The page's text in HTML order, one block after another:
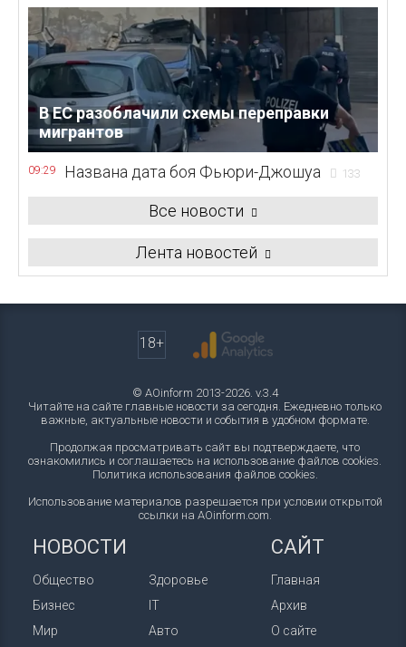
В ЕС разоблачили схемы переправки
мигрантов
09:29 Названа дата боя Фьюри-Джошуа 133
Все новости
Лента новостей
18+
© AOinform 2013-2026. v.3.4
Читайте на сайте главные новости за сегодня. Ежедневно только
важные, актуальные новости и события в удобном формате.
Продолжая просматривать сайт вы подтверждаете, что
ознакомились и соглашаетесь на использование файлов cookies.
Политика использования файлов cookies.
Использование материалов разрешается при условии открытой
ссылки на AOinform.com.
НОВОСТИ
Общество
Бизнес
Мир
Здоровье
IT
Авто
САЙТ
Главная
Архив
О сайте